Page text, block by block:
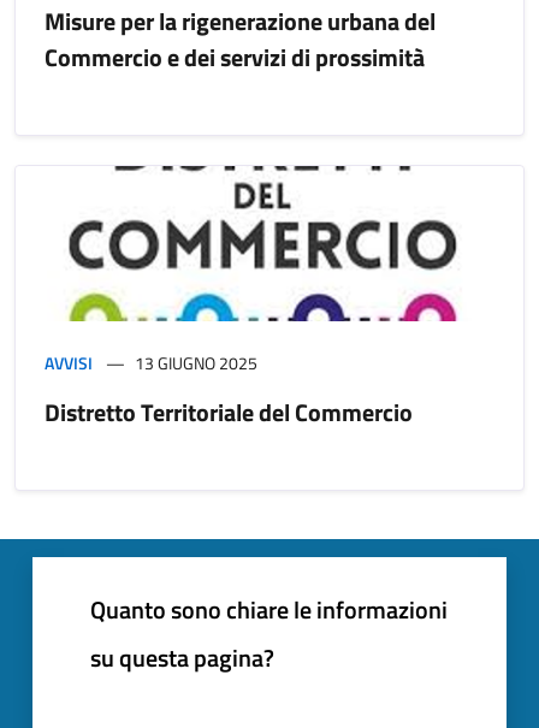
Misure per la rigenerazione urbana del
Commercio e dei servizi di prossimità
AVVISI 13 GIUGNO 2025
Distretto Territoriale del Commercio
Quanto sono chiare le informazioni
su questa pagina?